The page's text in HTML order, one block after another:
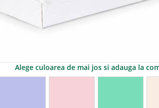
Alege culoarea de mai jos si adauga la